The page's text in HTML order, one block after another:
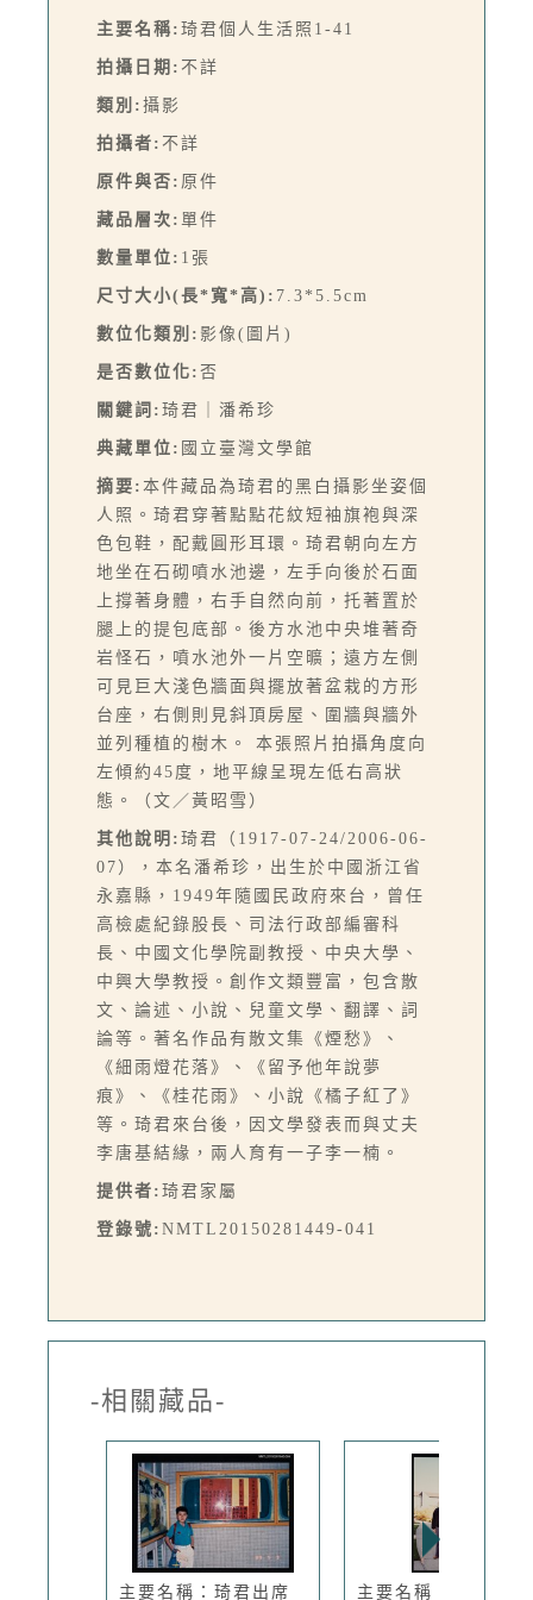
主要名稱: 琦君個人生活照1-41
拍攝日期: 不詳
類別: 攝影
拍攝者: 不詳
原件與否: 原件
藏品層次: 單件
數量單位: 1張
尺寸大小(長*寬*高): 7.3*5.5cm
數位化類別: 影像(圖片)
是否數位化: 否
關鍵詞: 琦君｜潘希珍
典藏單位: 國立臺灣文學館
摘要: 本件藏品為琦君的黑白攝影坐姿個
人照。琦君穿著點點花紋短袖旗袍與深
色包鞋，配戴圓形耳環。琦君朝向左方
地坐在石砌噴水池邊，左手向後於石面
上撐著身體，右手自然向前，托著置於
腿上的提包底部。後方水池中央堆著奇
岩怪石，噴水池外一片空曠；遠方左側
可見巨大淺色牆面與擺放著盆栽的方形
台座，右側則見斜頂房屋、圍牆與牆外
並列種植的樹木。 本張照片拍攝角度向
左傾約45度，地平線呈現左低右高狀
態。（文／黃昭雪）
其他說明: 琦君（1917-07-24/2006-06-
07），本名潘希珍，出生於中國浙江省
永嘉縣，1949年隨國民政府來台，曾任
高檢處紀錄股長、司法行政部編審科
長、中國文化學院副教授、中央大學、
中興大學教授。創作文類豐富，包含散
文、論述、小說、兒童文學、翻譯、詞
論等。著名作品有散文集《煙愁》、
《細雨燈花落》、《留予他年說夢
痕》、《桂花雨》、小說《橘子紅了》
等。琦君來台後，因文學發表而與丈夫
李唐基結緣，兩人育有一子李一楠。
提供者: 琦君家屬
登錄號: NMTL20150281449-041
-相關藏品-
主要名稱：琦君出席 主要名稱：李唐基於